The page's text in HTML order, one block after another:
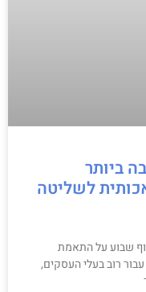
ביותר
לשליטה
שבוע על התאמת
רוב בעלי העסקים,